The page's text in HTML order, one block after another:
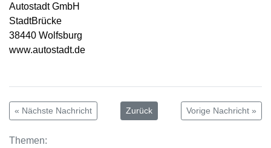
Autostadt GmbH
StadtBrücke
38440 Wolfsburg
www.autostadt.de
« Nächste Nachricht Zurück Vorige Nachricht »
Themen: